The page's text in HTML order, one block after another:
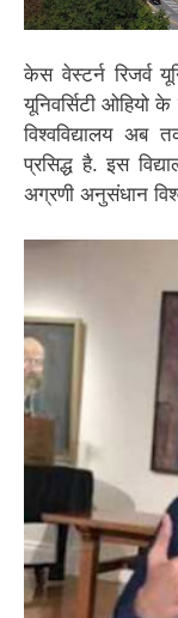
केस वेस्टर्न रिजर्व
यूनिवर्सिटी ओहियो
विश्वविद्यालय
प्रसिद्ध है. इस
अग्रणी अनुसंधान